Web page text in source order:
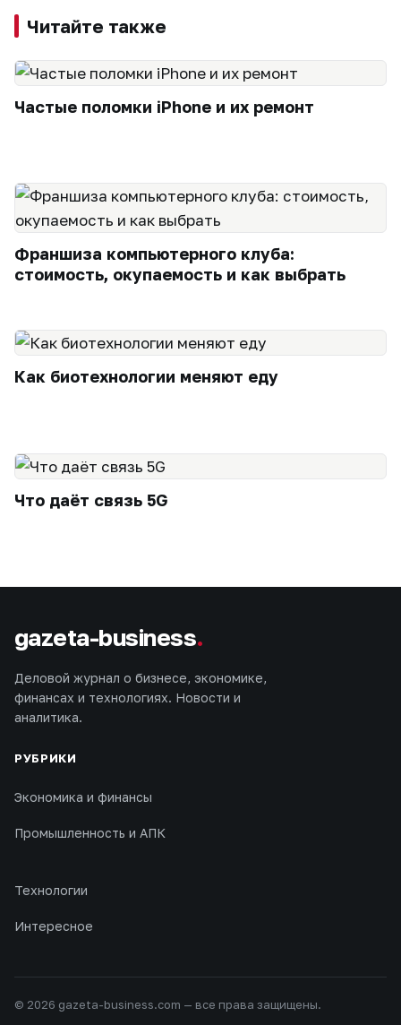
Читайте также
Частые поломки iPhone и их ремонт
Франшиза компьютерного клуба:
стоимость, окупаемость и как выбрать
Как биотехнологии меняют еду
Что даёт связь 5G
gazeta-business.
Деловой журнал о бизнесе, экономике,
финансах и технологиях. Новости и
аналитика.
РУБРИКИ
Экономика и финансы
Промышленность и АПК
Технологии
Интересное
© 2026 gazeta-business.com — все права защищены.